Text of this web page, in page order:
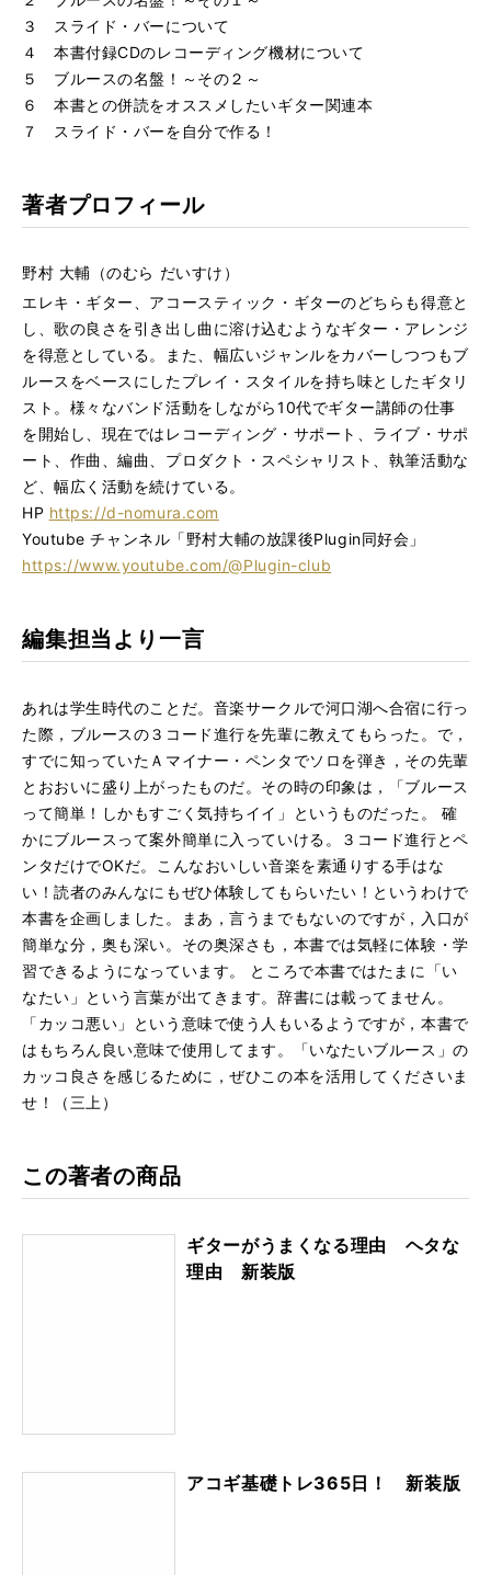
３ スライド・バーについて
４ 本書付録CDのレコーディング機材について
５ ブルースの名盤！～その２～
６ 本書との併読をオススメしたいギター関連本
７ スライド・バーを自分で作る！
著者プロフィール
野村 大輔（のむら だいすけ）
エレキ・ギター、アコースティック・ギターのどちらも得意と
し、歌の良さを引き出し曲に溶け込むようなギター・アレンジ
を得意としている。また、幅広いジャンルをカバーしつつもブ
ルースをベースにしたプレイ・スタイルを持ち味としたギタリ
スト。様々なバンド活動をしながら10代でギター講師の仕事
を開始し、現在ではレコーディング・サポート、ライブ・サポ
ート、作曲、編曲、プロダクト・スペシャリスト、執筆活動な
ど、幅広く活動を続けている。
HP https://d-nomura.com
Youtube チャンネル「野村大輔の放課後Plugin同好会」
https://www.youtube.com/@Plugin-club
編集担当より一言
あれは学生時代のことだ。音楽サークルで河口湖へ合宿に行っ
た際，ブルースの３コード進行を先輩に教えてもらった。で，
すでに知っていたＡマイナー・ペンタでソロを弾き，その先輩
とおおいに盛り上がったものだ。その時の印象は，「ブルース
って簡単！しかもすごく気持ちイイ」というものだった。 確
かにブルースって案外簡単に入っていける。３コード進行とペ
ンタだけでOKだ。こんなおいしい音楽を素通りする手はな
い！読者のみんなにもぜひ体験してもらいたい！というわけで
本書を企画しました。まあ，言うまでもないのですが，入口が
簡単な分，奥も深い。その奥深さも，本書では気軽に体験・学
習できるようになっています。 ところで本書ではたまに「い
なたい」という言葉が出てきます。辞書には載ってません。
「カッコ悪い」という意味で使う人もいるようですが，本書で
はもちろん良い意味で使用してます。「いなたいブルース」の
カッコ良さを感じるために，ぜひこの本を活用してくださいま
せ！（三上）
この著者の商品
ギターがうまくなる理由 ヘタな
理由 新装版
アコギ基礎トレ365日！ 新装版